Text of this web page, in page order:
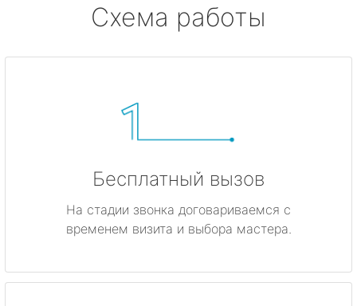
Схема работы
Бесплатный вызов
На стадии звонка договариваемся с
временем визита и выбора мастера.